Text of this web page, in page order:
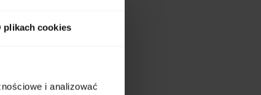
plikach cookies
i analizować